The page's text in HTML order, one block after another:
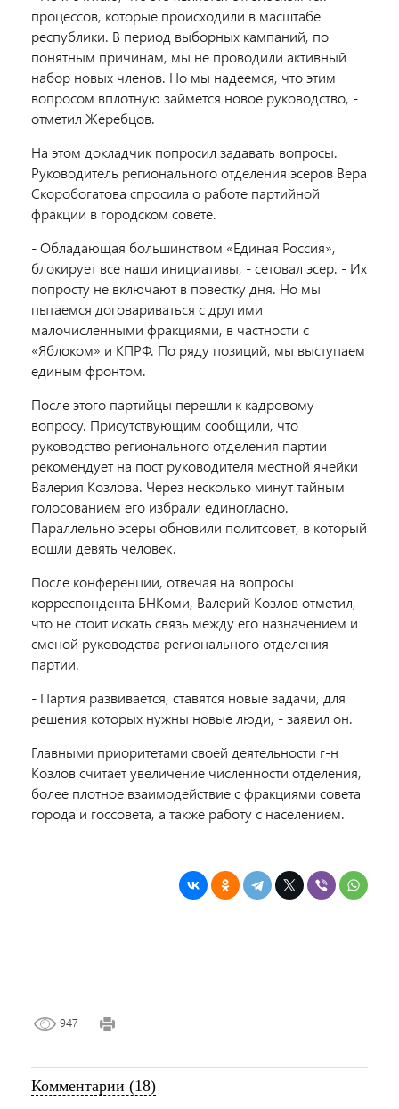
процессов, которые происходили в масштабе
республики. В период выборных кампаний, по
понятным причинам, мы не проводили активный
набор новых членов. Но мы надеемся, что этим
вопросом вплотную займется новое руководство, -
отметил Жеребцов.
На этом докладчик попросил задавать вопросы.
Руководитель регионального отделения эсеров Вера
Скоробогатова спросила о работе партийной
фракции в городском совете.
- Обладающая большинством «Единая Россия»,
блокирует все наши инициативы, - сетовал эсер. - Их
попросту не включают в повестку дня. Но мы
пытаемся договариваться с другими
малочисленными фракциями, в частности с
«Яблоком» и КПРФ. По ряду позиций, мы выступаем
единым фронтом.
После этого партийцы перешли к кадровому
вопросу. Присутствующим сообщили, что
руководство регионального отделения партии
рекомендует на пост руководителя местной ячейки
Валерия Козлова. Через несколько минут тайным
голосованием его избрали единогласно.
Параллельно эсеры обновили политсовет, в который
вошли девять человек.
После конференции, отвечая на вопросы
корреспондента БНКоми, Валерий Козлов отметил,
что не стоит искать связь между его назначением и
сменой руководства регионального отделения
партии.
- Партия развивается, ставятся новые задачи, для
решения которых нужны новые люди, - заявил он.
Главными приоритетами своей деятельности г-н
Козлов считает увеличение численности отделения,
более плотное взаимодействие с фракциями совета
города и госсовета, а также работу с населением.
947
Комментарии (18)